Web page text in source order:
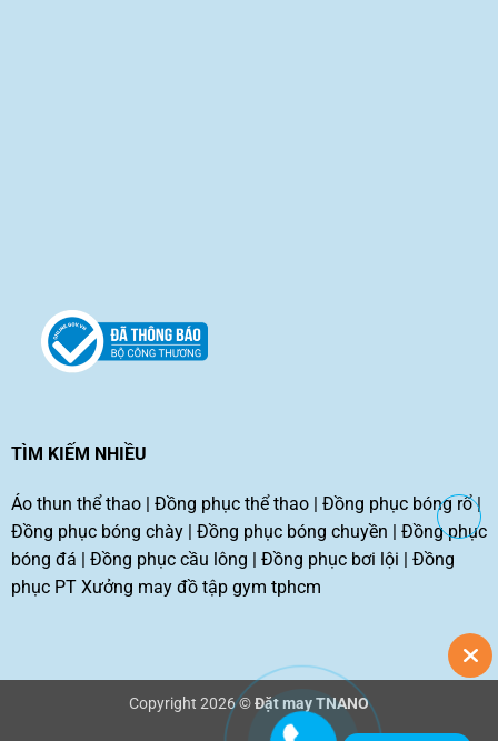
TÌM KIẾM NHIỀU
Áo thun thể thao| Đồng phục thể thao| Đồng phục bóng rổ|
Đồng phục bóng chày| Đồng phục bóng chuyền
Đồng phục
bóng đá
Đồng phục cầu lông Đồng phục bơi lội
Đồng
phục PT Xưởng may đồ tập gym tphcm
Copyright 2026 ©Đặt may TNANO